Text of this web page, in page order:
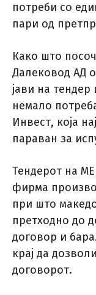
потреби со
пари од
Како што
Далековод АД
јави на
немало
Инвест, која
параван за
Тендерот на
фирма
при што
претходно до
договор и
крај да
договорот.